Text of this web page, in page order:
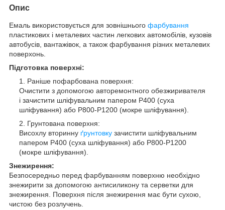
Опис
Емаль використовується для зовнішнього фарбування
пластикових і металевих частин легкових автомобілів, кузовів
автобусів, вантажівок, а також фарбування різних металевих
поверхонь.
Підготовка поверхні:
Раніше пофарбована поверхня:
Очистити з допомогою авторемонтного обезжиривателя
і зачистити шліфувальним папером Р400 (суха
шліфування) або Р800-Р1200 (мокре шліфування).
Грунтована поверхня:
Висохлу вторинну ґрунтовку зачистити шліфувальним
папером Р400 (суха шліфування) або Р800-Р1200
(мокре шліфування).
Знежирення:
Безпосередньо перед фарбуванням поверхню необхідно
знежирити за допомогою антисиликону та серветки для
знежирення. Поверхня після знежирення має бути сухою,
чистою без розлучень.